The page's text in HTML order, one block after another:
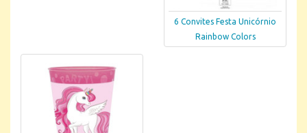
6 Convites Festa Unicórnio
Rainbow Colors